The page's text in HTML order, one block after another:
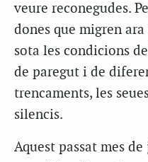
veure reconegudes.
dones que migren
sota les condicions
de paregut i de
trencaments, les
silencis.
Aquest passat mes